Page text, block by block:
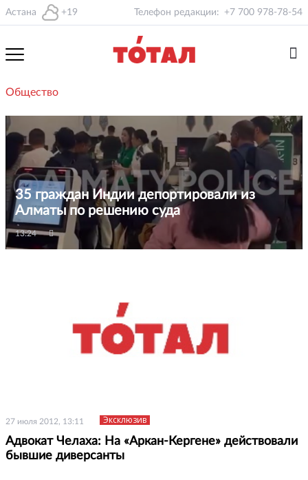
Астана +19 Телефон редакции: +7 700 978-78-54
Общество
35 граждан Индии депортировали из
Алматы по решению суда
13:24
27 июля 2012, 13:11 Эксклюзив
Адвокат Челаха: На «Аркан-Кергене» действовали
бывшие диверсанты